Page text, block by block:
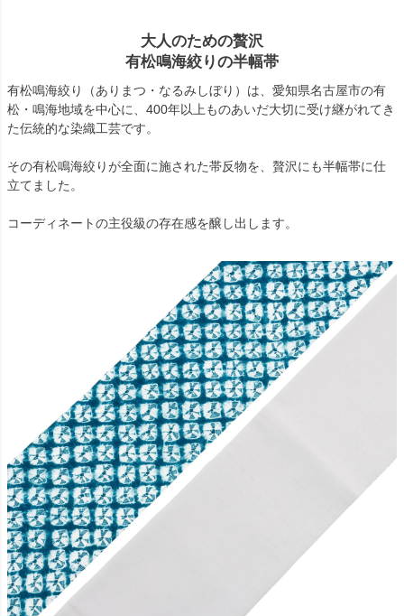
大人のための贅沢
有松鳴海絞りの半幅帯
有松鳴海絞り（ありまつ・なるみしぼり）は、愛知県名古屋市の有
松・鳴海地域を中心に、400年以上ものあいだ大切に受け継がれてき
た伝統的な染織工芸です。
その有松鳴海絞りが全面に施された帯反物を、贅沢にも半幅帯に仕
立てました。
コーディネートの主役級の存在感を醸し出します。